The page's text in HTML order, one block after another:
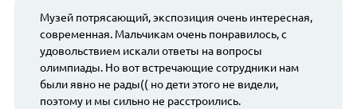
Музей потрясающий, экспозиция очень интересная,
современная. Мальчикам очень понравилось, с
удовольствием искали ответы на вопросы
олимпиады. Но вот встречающие сотрудники нам
были явно не рады(( но дети этого не видели,
поэтому и мы сильно не расстроились.